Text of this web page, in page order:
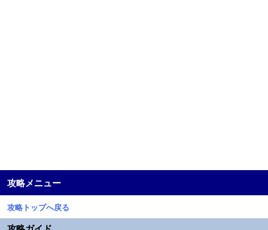
攻略メニュー
攻略トップへ戻る